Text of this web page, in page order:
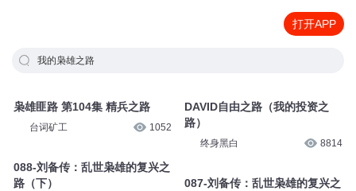
打开APP
我的枭雄之路
枭雄匪路 第104集 精兵之路
台词矿工 1052
088-刘备传：乱世枭雄的复兴之
路（下）
DAVID自由之路（我的投资之
路）
终身黑白 8814
087-刘备传：乱世枭雄的复兴之